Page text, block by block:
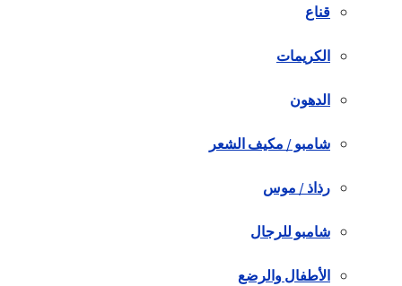
قناع
الكريمات
الدهون
شامبو / مكيف الشعر
رذاذ / موس
شامبو للرجال
الأطفال والرضع